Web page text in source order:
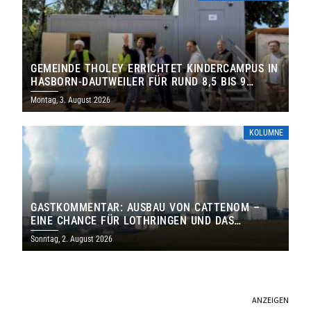
GEMEINDE THOLEY ERRICHTET KINDERCAMPUS IN
HASBORN-DAUTWEILER FÜR RUND 8,5 BIS 9
MILLIONEN EURO
Montag, 3. August 2026
KOLUMNE
GASTKOMMENTAR: AUSBAU VON CATTENOM –
EINE CHANCE FÜR LOTHRINGEN UND DAS
SAARLAND
Sonntag, 2. August 2026
ANZEIGEN